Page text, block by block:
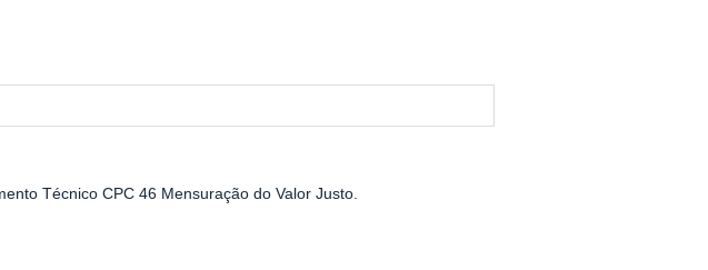
Técnico CPC 46 Mensuração do Valor Justo.